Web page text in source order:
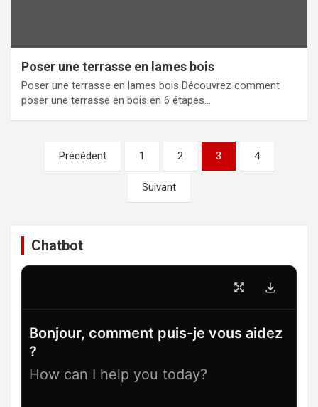
Poser une terrasse en lames bois
Poser une terrasse en lames bois Découvrez comment
poser une terrasse en bois en 6 étapes…
Pagination
Précédent 1 2 3 4
Suivant
Chatbot
Bonjour, comment puis-je vous aidez
?
How can I help you today?